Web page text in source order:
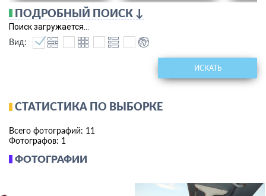
ЗАРЕГИСТРИРОВАТЬСЯ
ФОТОГРАФИИ
ПОДРОБНЫЙ ПОИСК ↓
Поиск загружается...
Вид:
ИСКАТЬ
СТАТИСТИКА ПО ВЫБОРКЕ
Всего фотографий: 11
Фотографов: 1